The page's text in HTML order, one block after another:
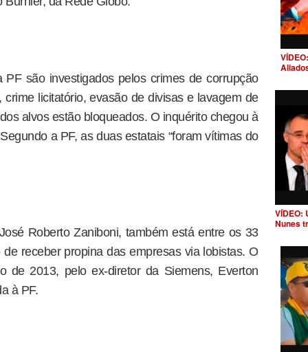
PF são investigados pelos crimes de corrupção
licitatório, evasão de divisas e lavagem de
alvos estão bloqueados. O inquérito chegou à
a PF, as duas estatais “foram vítimas do
Roberto Zaniboni, também está entre os 33
receber propina das empresas via lobistas. O
de 2013, pelo ex-diretor da Siemens, Everton
à PF.
VÍDEO:
Nunes